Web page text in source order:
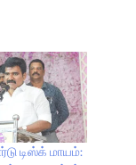
டிஸ்க் மாயம்: